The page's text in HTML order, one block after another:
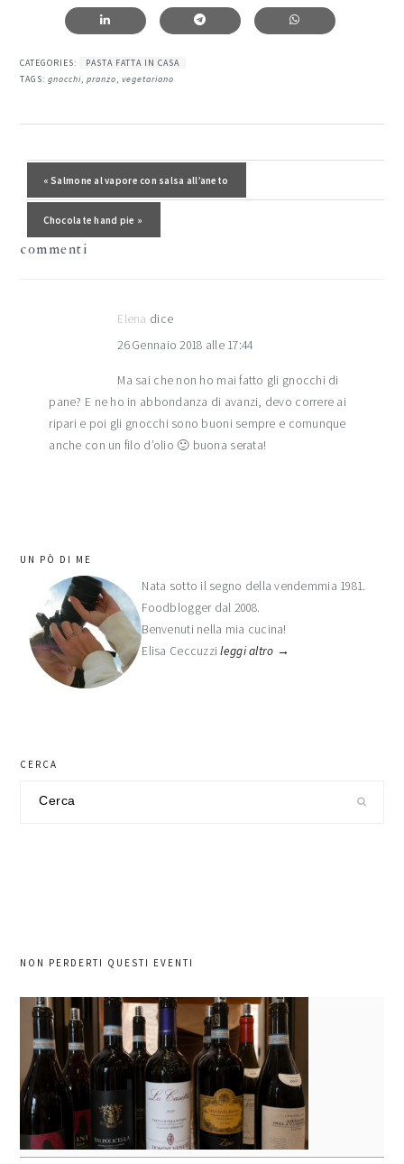
CATEGORIES:
PASTA FATTA IN CASA
TAGS:gnocchi,pranzo,vegetariano
Post precedente:
« Salmone al vapore con salsa all’aneto
Post successivo:
Chocolate hand pie »
del
lettore
commenti
Elena dice
26 Gennaio 2018 alle 17:44
Ma sai che non ho mai fatto gli gnocchi di
pane? E ne ho in abbondanza di avanzi, devo correre ai
ripari e poi gli gnocchi sono buoni sempre e comunque
anche con un filo d’olio 🙂 buona serata!
barra
laterale
primaria
UN PÒ DI ME
Nata sotto il segno della vendemmia 1981.
Foodblogger dal 2008.
Benvenuti nella mia cucina!
Elisa Ceccuzzileggi altro →
CERCA
NON PERDERTI QUESTI EVENTI